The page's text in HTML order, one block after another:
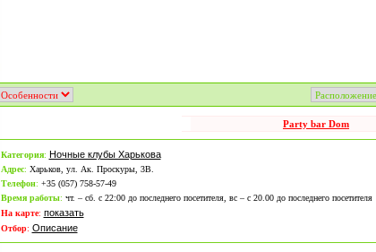
Party bar Dom
Категория: Ночные клубы Харькова
Адрес: Харьков, ул. Ак. Проскуры, 3В.
Телефон: +35 (057) 758-57-49
Время работы: чт. – сб. с 22:00 до последнего посетителя, вс – с 20.00 до последнего посетителя
На карте: показать
Отбор: Описание